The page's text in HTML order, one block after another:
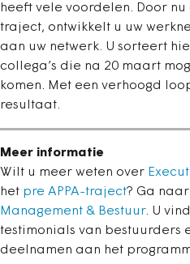
heeft vele voordelen. Door
traject, ontwikkelt u uw
aan uw netwerk. U sorteert
collega’s die na 20 maart
komen. Met een verhoogd
resultaat.
Meer informatie
Wilt u meer weten over
het pre APPA-traject? Ga
Management & Bestuur. U
testimonials van bestuurders
deelnamen aan het